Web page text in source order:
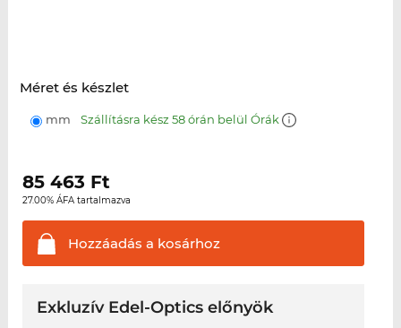
Méret és készlet
mm Szállításra kész 58 órán belül Órák
85 463 Ft
27.00% ÁFA tartalmazva
Hozzáadás a kosárhoz
Exkluzív Edel-Optics előnyök